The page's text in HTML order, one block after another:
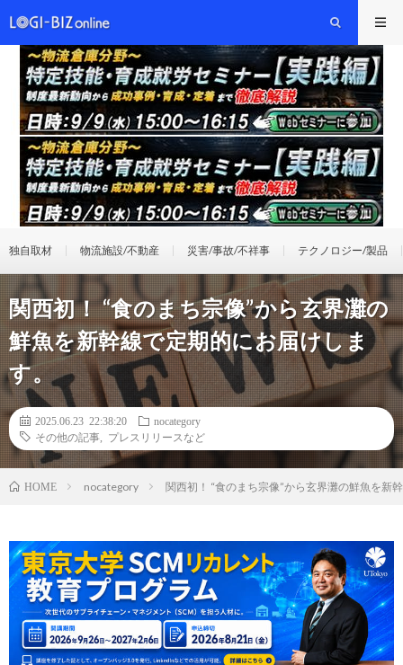
独自取材 物流施設/不動産 災害/事故/不祥事 テクノロジー/製品
関西初！ “食のまち宗像”から玄界灘の
鮮魚を新幹線で定期的にお届けしま
す。
2025.06.23 22:38:20
nocategory
その他の記事
プレスリリースなど
HOME nocategory 関西初！ “食のまち宗像”から玄界灘の鮮魚を新